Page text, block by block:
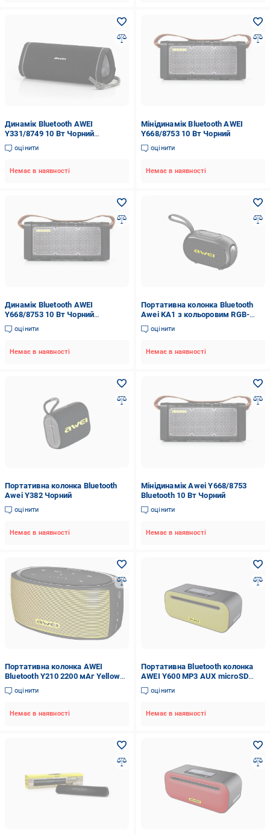
Динамік Bluetooth AWEI
Y331/8749 10 Вт Чорний
(22621371)
оцінити
Немає в наявності
Мінідинамік Bluetooth AWEI
Y668/8753 10 Вт Чорний
оцінити
Немає в наявності
Динамік Bluetooth AWEI
Y668/8753 10 Вт Чорний
(22613921)
оцінити
Немає в наявності
Портативна колонка Bluetooth
Awei KA1 з кольоровим RGB-
підсвічуванням
оцінити
Немає в наявності
Портативна колонка Bluetooth
Awei Y382 Чорний
оцінити
Немає в наявності
Мінідинамік Awei Y668/8753
Bluetooth 10 Вт Чорний
оцінити
Немає в наявності
Портативна колонка AWEI
Bluetooth Y210 2200 мАг Yellow
(2795053e)
оцінити
Немає в наявності
Портативна Bluetooth колонка
AWEI Y600 MP3 AUX microSD
2600mAh Жовтий (SUN6639)
оцінити
Немає в наявності